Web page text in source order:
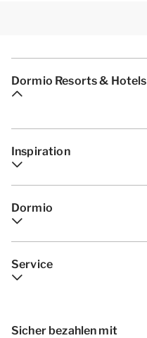
Dormio Resorts & Hotels
Inspiration
Dormio
Service
Sicher bezahlen mit